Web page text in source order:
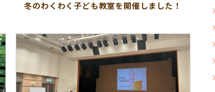
冬のわくわく子ども教室を開催しました！